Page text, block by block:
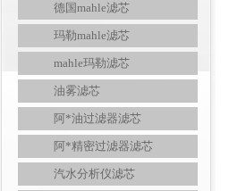
德国mahle滤芯
玛勒mahle滤芯
mahle玛勒滤芯
油雾滤芯
阿*油过滤器滤芯
阿*精密过滤器滤芯
汽水分析仪滤芯